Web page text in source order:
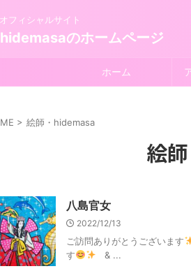
フィシャルサイト
のホームページ
ホーム
> 絵師・hidemasa
絵
八島官女
2022/12/13
ご訪問ありがとうございます
す
& ...